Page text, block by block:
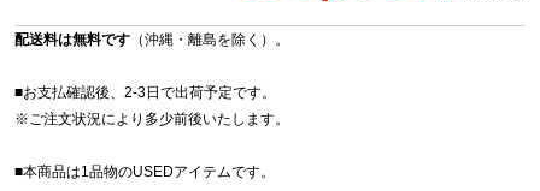
配送料は無料です （沖縄・離島を除く）。
■お支払確認後、2-3日で出荷予定です。
※ご注文状況により多少前後いたします。
■本商品は1品物のUSEDアイテムです。